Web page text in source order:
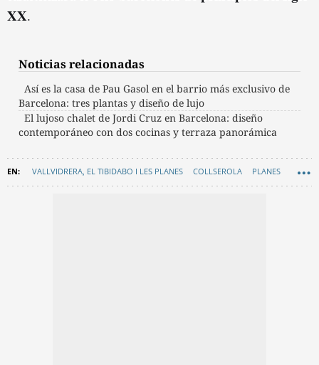
XX.
Noticias relacionadas
Así es la casa de Pau Gasol en el barrio más exclusivo de
Barcelona: tres plantas y diseño de lujo
El lujoso chalet de Jordi Cruz en Barcelona: diseño
contemporáneo con dos cocinas y terraza panorámica
VALLVIDRERA, EL TIBIDABO I LES PLANES COLLSEROLA PLANES